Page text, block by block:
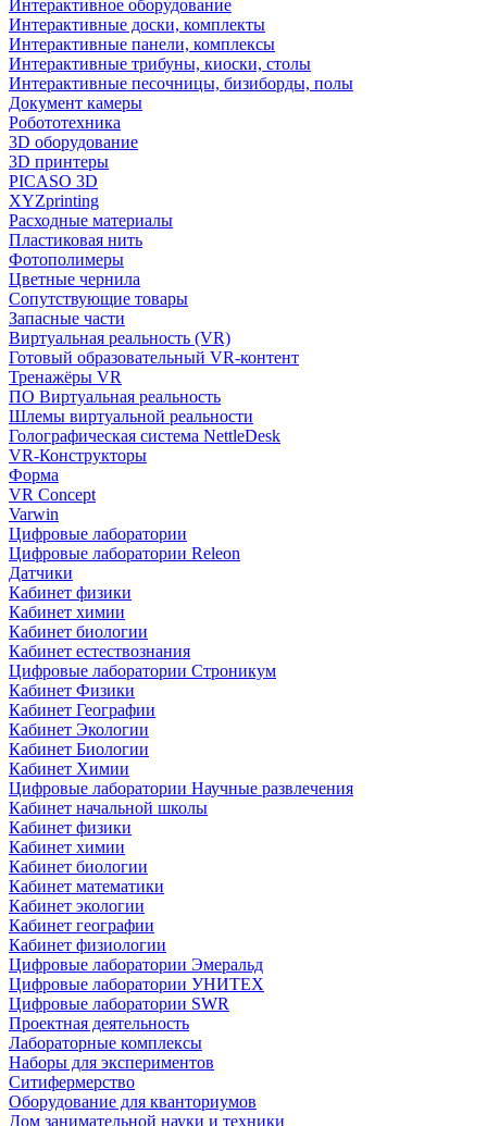
Интерактивное оборудование
Интерактивные доски, комплекты
Интерактивные панели, комплексы
Интерактивные трибуны, киоски, столы
Интерактивные песочницы, бизиборды, полы
Документ камеры
Робототехника
3D оборудование
3D принтеры
PICASO 3D
XYZprinting
Расходные материалы
Пластиковая нить
Фотополимеры
Цветные чернила
Сопутствующие товары
Запасные части
Виртуальная реальность (VR)
Готовый образовательный VR-контент
Тренажёры VR
ПО Виртуальная реальность
Шлемы виртуальной реальности
Голографическая система NettleDesk
VR-Конструкторы
Форма
VR Concept
Varwin
Цифровые лаборатории
Цифровые лаборатории Releon
Датчики
Кабинет физики
Кабинет химии
Кабинет биологии
Кабинет естествознания
Цифровые лаборатории Строникум
Кабинет Физики
Кабинет Географии
Кабинет Экологии
Кабинет Биологии
Кабинет Химии
Цифровые лаборатории Научные развлечения
Кабинет начальной школы
Кабинет физики
Кабинет химии
Кабинет биологии
Кабинет математики
Кабинет экологии
Кабинет географии
Кабинет физиологии
Цифровые лаборатории Эмеральд
Цифровые лаборатории УНИТЕХ
Цифровые лаборатории SWR
Проектная деятельность
Лабораторные комплексы
Наборы для экспериментов
Ситифермерство
Оборудование для кванториумов
Дом занимательной науки и техники